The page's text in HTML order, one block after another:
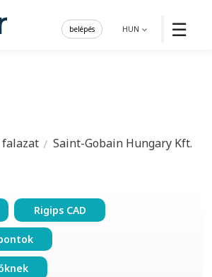
☰
HUN
belépés
falazat
Saint-Gobain Hungary Kft.
Rigips CAD